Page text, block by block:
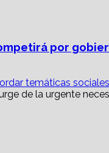
por
temáticas